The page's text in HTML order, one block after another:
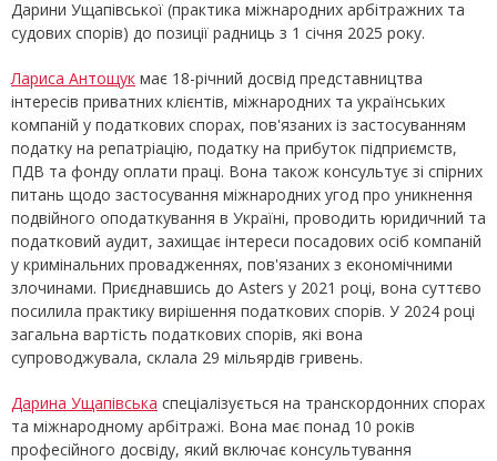
Дарини Ущапівської (практика міжнародних арбітражних та
судових спорів) до позиції радниць з 1 січня 2025 року.
Лариса Антощук має 18-річний досвід представництва
інтересів приватних клієнтів, міжнародних та українських
компаній у податкових спорах, пов'язаних із застосуванням
податку на репатріацію, податку на прибуток підприємств,
ПДВ та фонду оплати праці. Вона також консультує зі спірних
питань щодо застосування міжнародних угод про уникнення
подвійного оподаткування в Україні, проводить юридичний та
податковий аудит, захищає інтереси посадових осіб компаній
у кримінальних провадженнях, пов'язаних з економічними
злочинами. Приєднавшись до Asters у 2021 році, вона суттєво
посилила практику вирішення податкових спорів. У 2024 році
загальна вартість податкових спорів, які вона
супроводжувала, склала 29 мільярдів гривень.
Дарина Ущапівська спеціалізується на транскордонних спорах
та міжнародному арбітражі. Вона має понад 10 років
професійного досвіду, який включає консультування